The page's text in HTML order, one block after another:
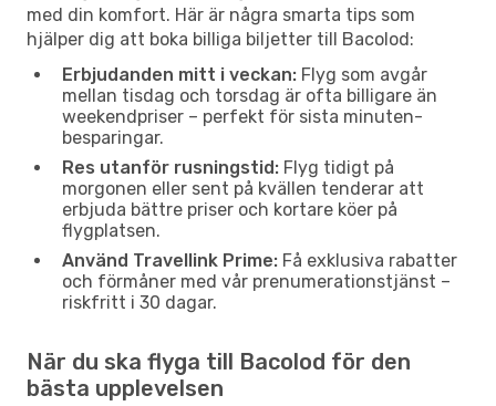
med din komfort. Här är några smarta tips som
hjälper dig att boka billiga biljetter till Bacolod:
Erbjudanden mitt i veckan: Flyg som avgår
mellan tisdag och torsdag är ofta billigare än
weekendpriser – perfekt för sista minuten-
besparingar.
Res utanför rusningstid: Flyg tidigt på
morgonen eller sent på kvällen tenderar att
erbjuda bättre priser och kortare köer på
flygplatsen.
Använd Travellink Prime: Få exklusiva rabatter
och förmåner med vår prenumerationstjänst –
riskfritt i 30 dagar.
När du ska flyga till Bacolod för den
bästa upplevelsen